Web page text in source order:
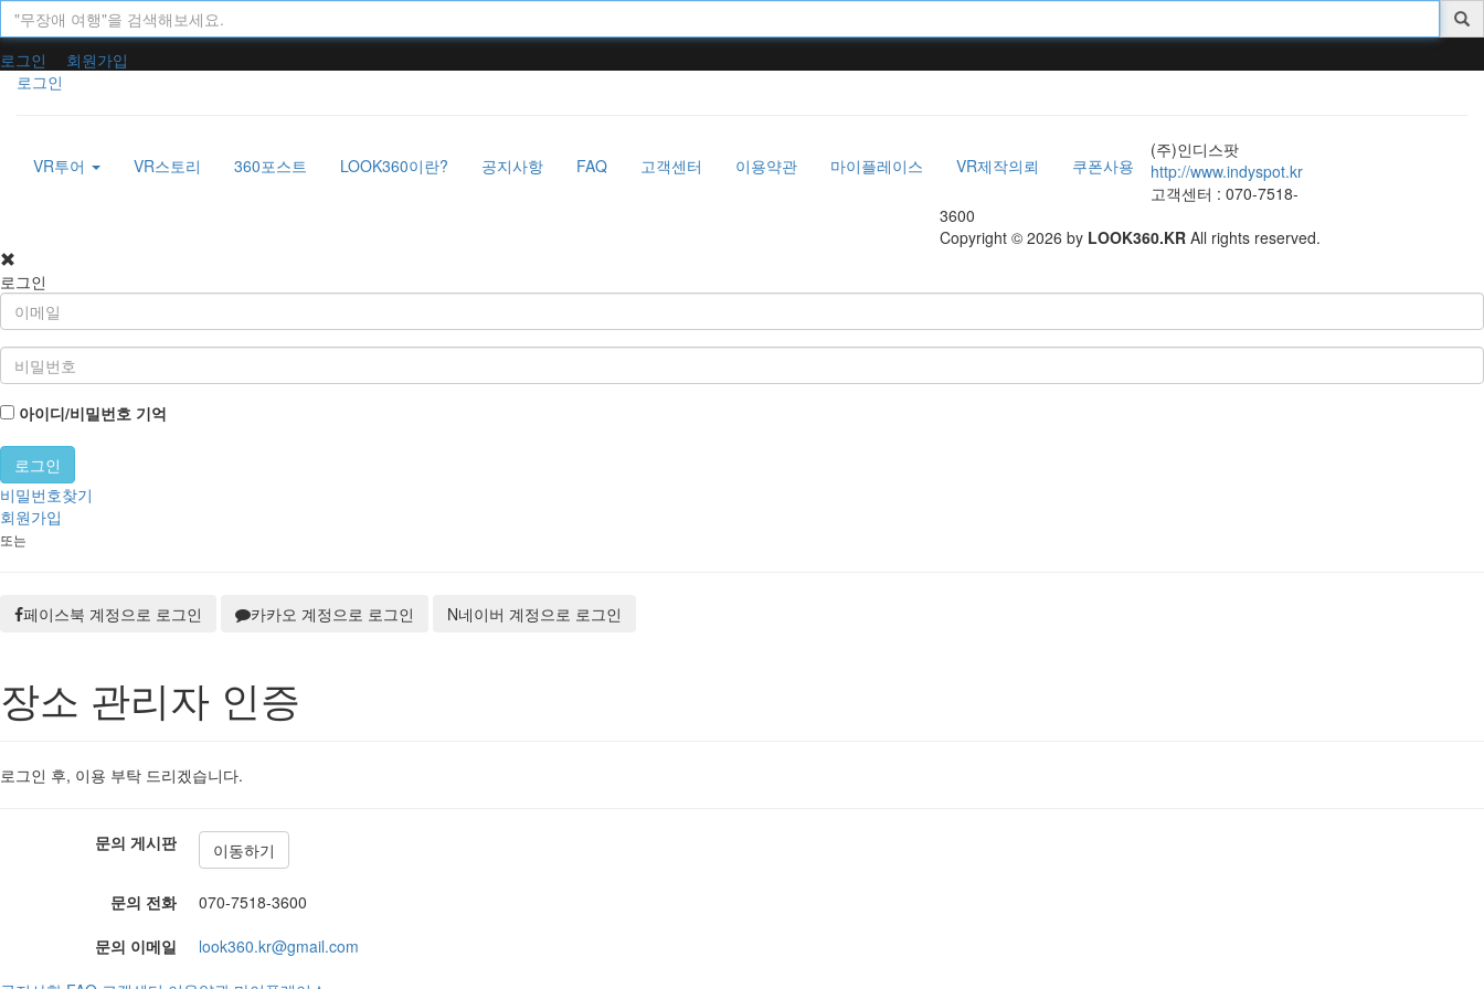
로그인
회원가입
로그인
VR투어 VR스토리 360포스트 LOOK360이란? 공지사항 FAQ 고객센터 이용약관 마이플레이스 VR제작의뢰 쿠폰사용
(주)인디스팟
http://www.indyspot.kr
고객센터 : 070-7518-
3600
Copyright © 2026 by LOOK360.KR All rights reserved.
로그인
아이디/비밀번호 기억
비밀번호찾기
회원가입
또는
페이스북 계정으로 로그인 카카오 계정으로 로그인 N네이버 계정으로 로그인
장소 관리자 인증
로그인 후, 이용 부탁 드리겠습니다.
문의 게시판 이동하기
문의 전화
070-7518-3600
문의 이메일
look360.kr@gmail.com